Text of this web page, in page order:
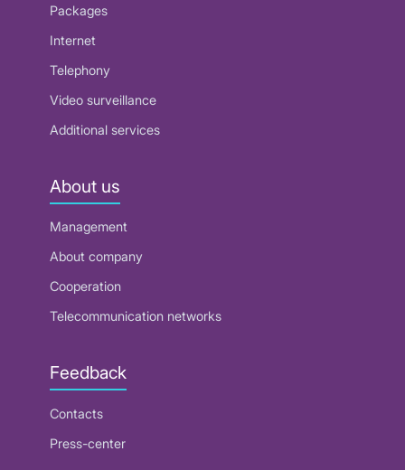
Packages
Internet
Telephony
Video surveillance
Additional services
About us
Management
About company
Cooperation
Telecommunication networks
Feedback
Contacts
Press-center